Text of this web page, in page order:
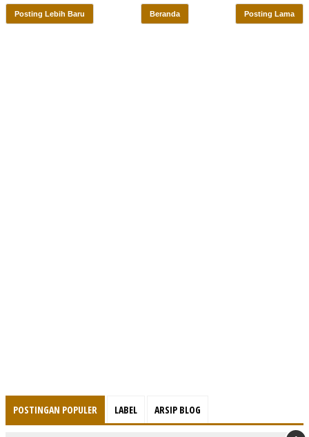
Posting Lebih Baru Posting Lama
Beranda
POSTINGAN POPULER LABEL ARSIP BLOG